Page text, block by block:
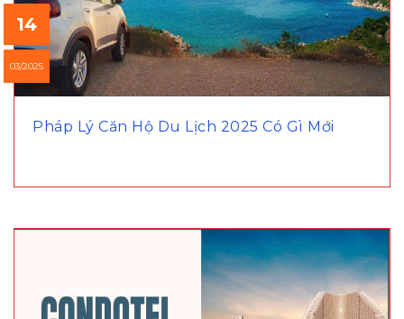
14
03/2025
Pháp Lý Căn Hộ Du Lịch 2025 Có Gì Mới